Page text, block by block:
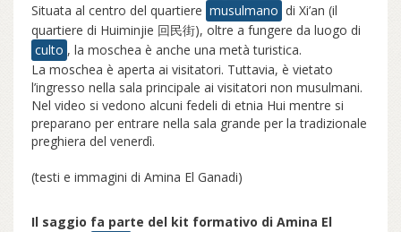
Situata al centro del quartiere musulmano di Xi’an (il
quartiere di Huiminjie 回民街), oltre a fungere da luogo di
culto , la moschea è anche una metà turistica.
La moschea è aperta ai visitatori. Tuttavia, è vietato
l’ingresso nella sala principale ai visitatori non musulmani.
Nel video si vedono alcuni fedeli di etnia Hui mentre si
preparano per entrare nella sala grande per la tradizionale
preghiera del venerdì.
(testi e immagini di Amina El Ganadi)
Il saggio fa parte del kit formativo di Amina El